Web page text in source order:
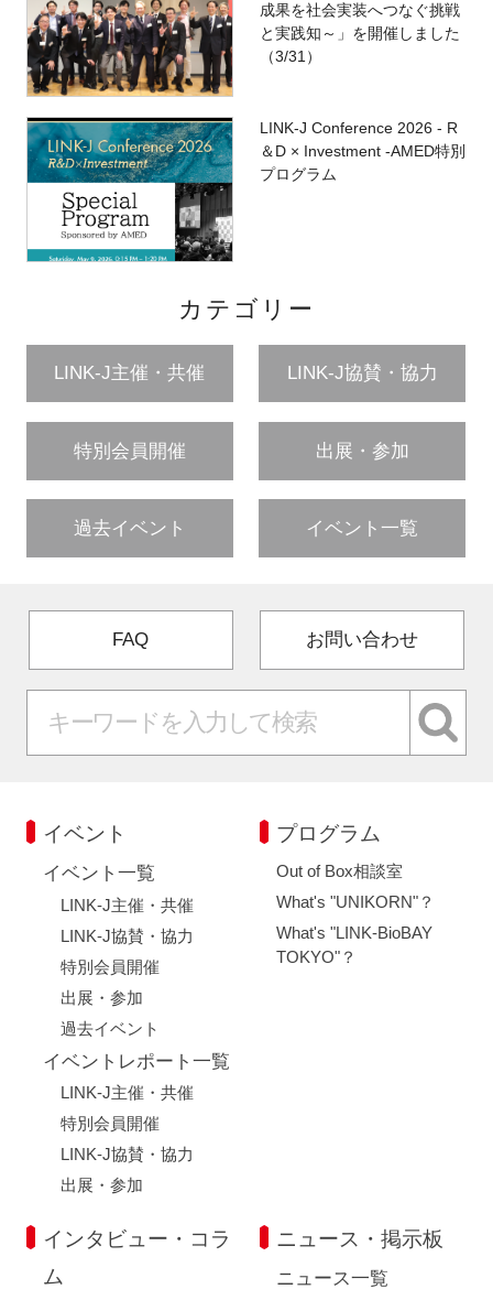
成果を社会実装へつなぐ挑戦
と実践知～」を開催しました
（3/31）
LINK-J Conference 2026 - R
＆D × Investment -AMED特別
プログラム
カテゴリー
LINK-J主催・共催 LINK-J協賛・協力
特別会員開催 出展・参加
過去イベント イベント一覧
FAQ お問い合わせ
イベント
イベント一覧
LINK-J主催・共催
LINK-J協賛・協力
特別会員開催
出展・参加
過去イベント
イベントレポート一覧
LINK-J主催・共催
特別会員開催
LINK-J協賛・協力
出展・参加
プログラム
Out of Box相談室
What's "UNIKORN"？
What's "LINK-BioBAY
TOKYO"？
インタビュー・コラ
ム
ニュース・掲示板
ニュース一覧